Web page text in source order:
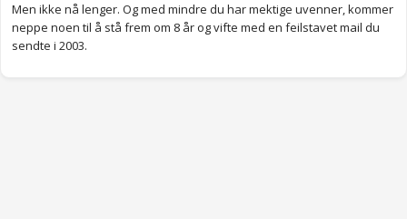
Men ikke nå lenger. Og med mindre du har mektige uvenner, kommer
neppe noen til å stå frem om 8 år og vifte med en feilstavet mail du
sendte i 2003.